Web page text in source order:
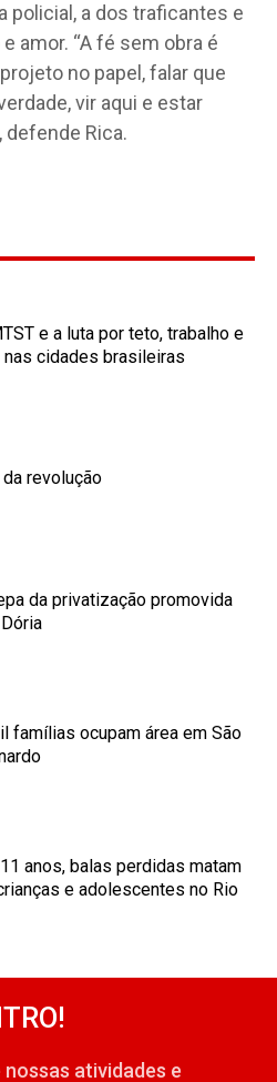
policial, a dos traficantes e
amor. “A fé sem obra é
no papel, falar que
vir aqui e estar
defende Rica.
e a luta por teto, trabalho e
nas cidades brasileiras
revolução
da privatização promovida
famílias ocupam área em São
anos, balas perdidas matam
e adolescentes no Rio
atividades e